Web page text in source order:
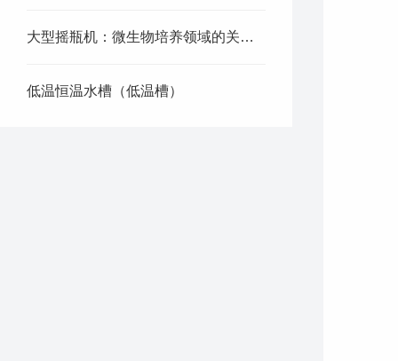
大型摇瓶机：微生物培养领域的关键助力
低温恒温水槽（低温槽）